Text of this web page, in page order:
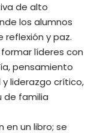
de alto
los alumnos
y paz.
líderes con
pensamiento
liderazgo crítico,
de familia
en un libro; se